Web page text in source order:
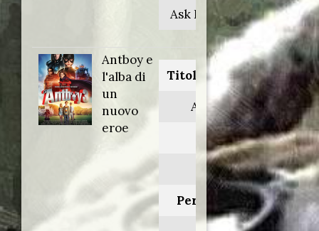
Ask Hasselbalch
Antboy e
l'alba di
un
nuovo
eroe
Titolo originale:
Antboy 3
Anno:
2016
Personaggio: